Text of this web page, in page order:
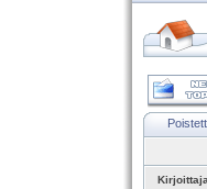
Kirjoittaja